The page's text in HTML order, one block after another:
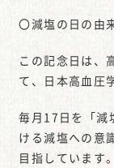
〇減塩の日の由
この記念日は、
て、日本高血圧
毎月17日を「減
ける減塩への意
目指しています。